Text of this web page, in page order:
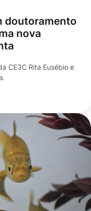
doutoramento
nova
CE3C Rita Eusébio e